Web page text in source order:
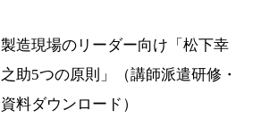
製造現場のリーダー向け「松下幸
之助5つの原則」（講師派遣研修・
資料ダウンロード）